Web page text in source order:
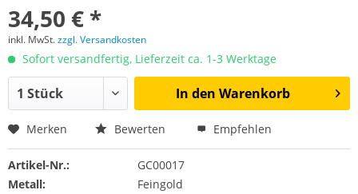
34,50 € *
inkl. MwSt.zzgl. Versandkosten
Sofort versandfertig, Lieferzeit ca. 1-3 Werktage
In den Warenkorb
Merken Bewerten Empfehlen
Artikel-Nr.:
GC00017
Metall:
Feingold